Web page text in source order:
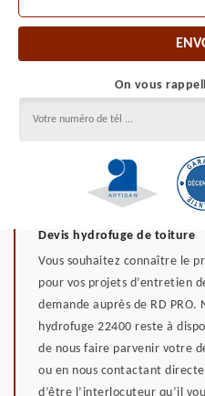
On vous
Devis hydrofuge de toiture
Vous souhaitez connaître le
pour vos projets d’entretien
demande auprès de RD
hydrofuge 22400 reste à
de nous faire parvenir votre
ou en nous contactant
d’être l’interlocuteur qu’il